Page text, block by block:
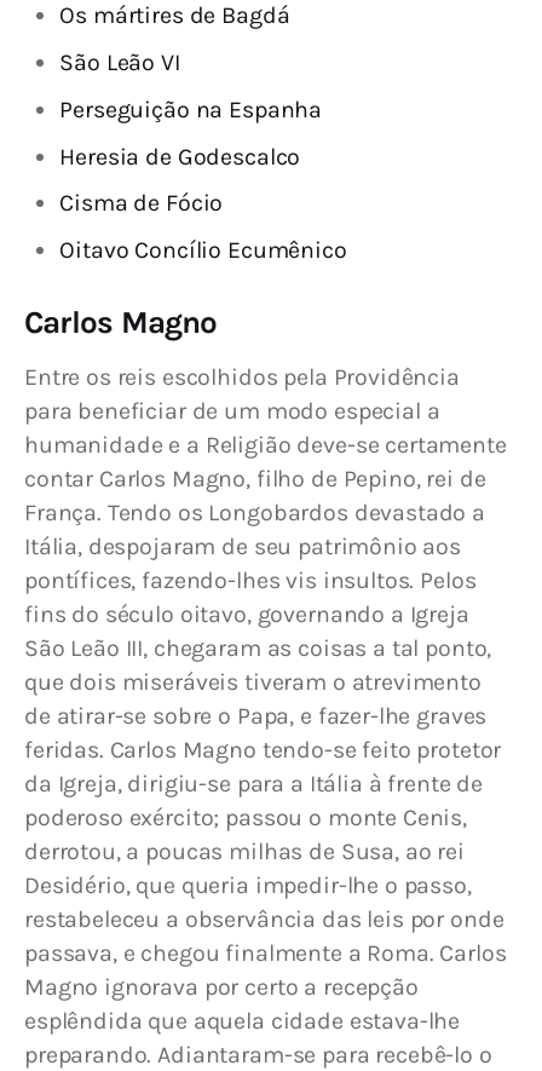
Os mártires de Bagdá
São Leão VI
Perseguição na Espanha
Heresia de Godescalco
Cisma de Fócio
Oitavo Concílio Ecumênico
Carlos Magno
Entre os reis escolhidos pela Providência
para beneficiar de um modo especial a
humanidade e a Religião deve-se certamente
contar Carlos Magno, filho de Pepino, rei de
França. Tendo os Longobardos devastado a
Itália, despojaram de seu patrimônio aos
pontífices, fazendo-lhes vis insultos. Pelos
fins do século oitavo, governando a Igreja
São Leão III, chegaram as coisas a tal ponto,
que dois miseráveis tiveram o atrevimento
de atirar-se sobre o Papa, e fazer-lhe graves
feridas. Carlos Magno tendo-se feito protetor
da Igreja, dirigiu-se para a Itália à frente de
poderoso exército; passou o monte Cenis,
derrotou, a poucas milhas de Susa, ao rei
Desidério, que queria impedir-lhe o passo,
restabeleceu a observância das leis por onde
passava, e chegou finalmente a Roma. Carlos
Magno ignorava por certo a recepção
esplêndida que aquela cidade estava-lhe
preparando. Adiantaram-se para recebê-lo o